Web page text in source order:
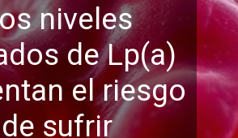
niveles
de Lp(a)
el riesgo
de sufrir